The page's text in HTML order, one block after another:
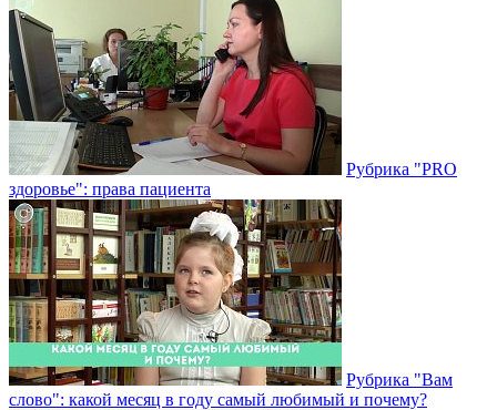
Рубрика "PRO
здоровье": права пациента
Рубрика "Вам
слово": какой месяц в году самый любимый и почему?